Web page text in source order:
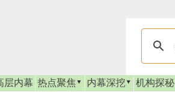
层内幕 热点聚焦 内幕深挖 机构探秘